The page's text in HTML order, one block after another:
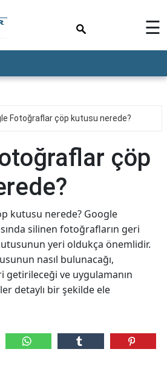
☰
Fotoğraflar çöp kutusu nerede?
çöp
kutusu nerede? Google
silinen fotoğrafların geri
yeri oldukça önemlidir.
nasıl bulunacağı,
getirileceği ve uygulamanın
detaylı bir şekilde ele